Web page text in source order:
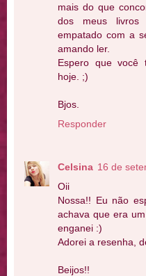
mais do que
dos meus
empatado com a
amando ler.
Espero que você
hoje. ;)
Bjos.
Responder
Celsina 16 de
Oii
Nossa!! Eu não
achava que era
enganei :)
Adorei a resenha,
Beijos!!